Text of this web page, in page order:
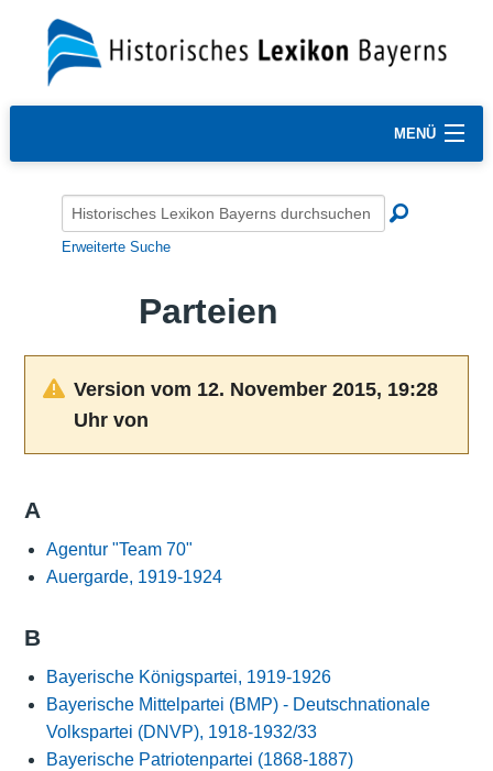
MENÜ
Erweiterte Suche
Parteien
Version vom 12. November 2015, 19:28
Uhr von
A
Agentur "Team 70"
Auergarde, 1919-1924
B
Bayerische Königspartei, 1919-1926
Bayerische Mittelpartei (BMP) - Deutschnationale
Volkspartei (DNVP), 1918-1932/33
Bayerische Patriotenpartei (1868-1887)